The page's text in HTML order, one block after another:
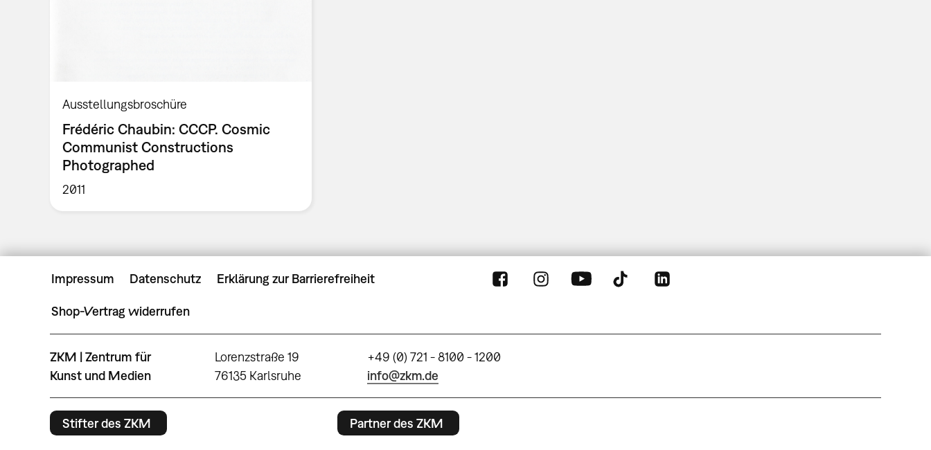
Ausstellungsbroschüre
Frédéric Chaubin: CCCP. Cosmic
Communist Constructions
Photographed
2011
Impressum Datenschutz Erklärung zur Barrierefreiheit
Shop-Vertrag widerrufen
ZKM | Zentrum für
Kunst und Medien
Lorenzstraße 19
76135 Karlsruhe
+49 (0) 721 - 8100 - 1200
info@zkm.de
Stifter des ZKM Partner des ZKM